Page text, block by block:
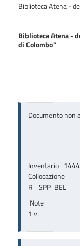
Biblioteca Atena -
Biblioteca Atena -
di Colombo"
Documento non
Inventario
Collocazione
R    SPP  BEL
Note
1 v.